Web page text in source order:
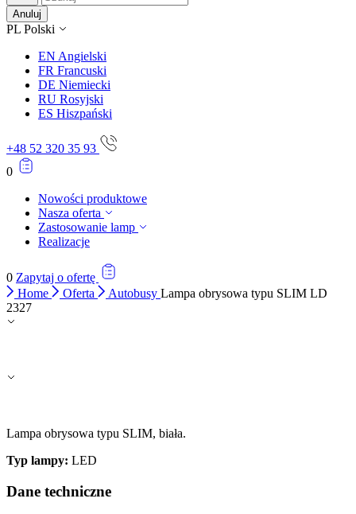
Anuluj
PL Polski
EN Angielski
FR Francuski
DE Niemiecki
RU Rosyjski
ES Hiszpański
+48 52 320 35 93
0
Nowości produktowe
Nasza oferta
Zastosowanie lamp
Realizacje
0 Zapytaj o ofertę
Home
Oferta Autobusy Lampa obrysowa typu SLIM LD
2327
Lampa obrysowa typu SLIM, biała.
Typ lampy: LED
Dane techniczne